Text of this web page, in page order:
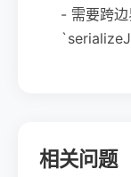
- 需要跨
相关问题